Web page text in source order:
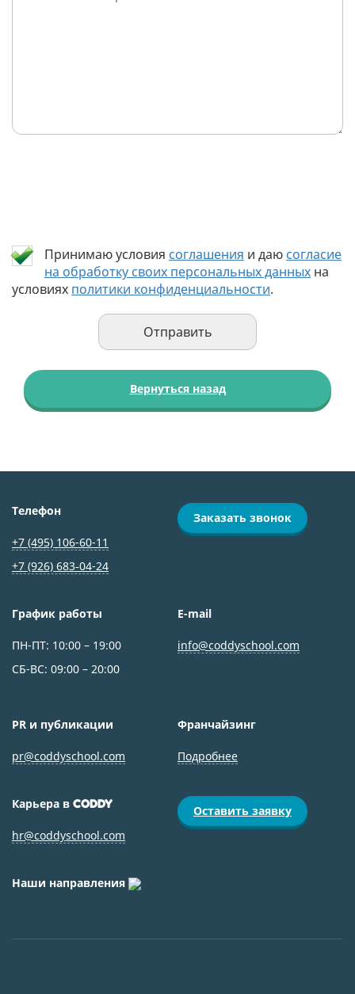
Принимаю условия соглашения и даю согласие
на обработку своих персональных данных на
условиях политики конфиденциальности.
Вернуться назад
Телефон
+7 (495) 106-60-11
+7 (926) 683‑04-24
Заказать звонок
График работы
ПН-ПТ: 10:00 – 19:00
СБ-ВС: 09:00 – 20:00
E-mail
info@coddyschool.com
PR и публикации
pr@coddyschool.com
Франчайзинг
Подробнее
Карьера в CODDY
hr@coddyschool.com
Оставить заявку
Наши направления